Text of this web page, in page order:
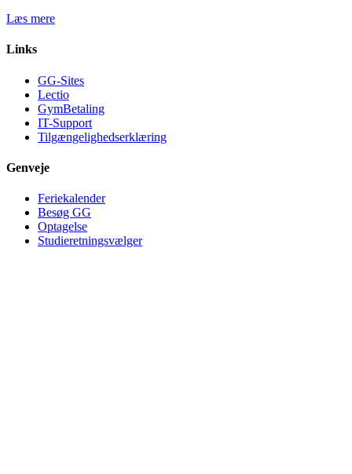
Læs mere
Links
GG-Sites
Lectio
GymBetaling
IT-Support
Tilgængelighedserklæring
Genveje
Feriekalender
Besøg GG
Optagelse
Studieretningsvælger